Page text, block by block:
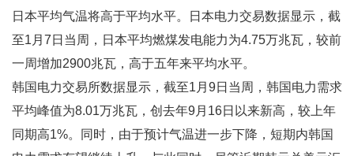
日本平均气温将高于平均水平。日本电力交易数据显示，截
至1月7日当周，日本平均燃煤发电能力为4.75万兆瓦，较前
一周增加2900兆瓦，高于五年来平均水平。
韩国电力交易所数据显示，截至1月9日当周，韩国电力需求
平均峰值为8.01万兆瓦，创去年9月16日以来新高，较上年
同期高1%。同时，由于预计气温进一步下降，短期内韩国